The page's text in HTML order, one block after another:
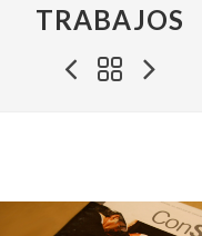
TRABAJOS